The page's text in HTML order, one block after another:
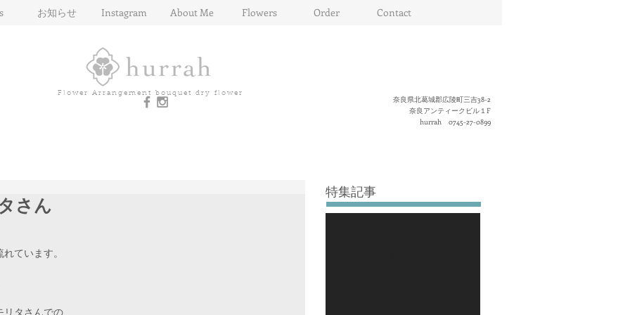
お知らせ Instagram About Me Flowers Order Contact
Flower Arrangement bouquet dry flower
奈良県北葛城郡広陵町三吉38-2
奈良アンティークビル１F
hurrah 0745-27-0899
さん
ています。
リタさんでの
特集記事